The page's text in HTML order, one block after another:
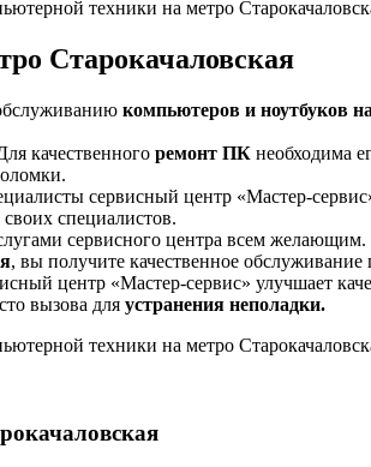
Старокачаловская
компьютеров и ноутбуков
качественного ремонт ПК необходима
сервисный центр «Мастер-
специалистов.
сервисного центра всем
, вы получите качественное
центр «Мастер-сервис» улучшает
вызова для устранения неполадки.